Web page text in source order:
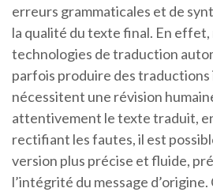
erreurs grammaticales et de
la qualité du texte final. En effet,
technologies de traduction
parfois produire des
nécessitent une révision
attentivement le texte traduit,
rectifiant les fautes, il est
version plus précise et fluide,
l’intégrité du message